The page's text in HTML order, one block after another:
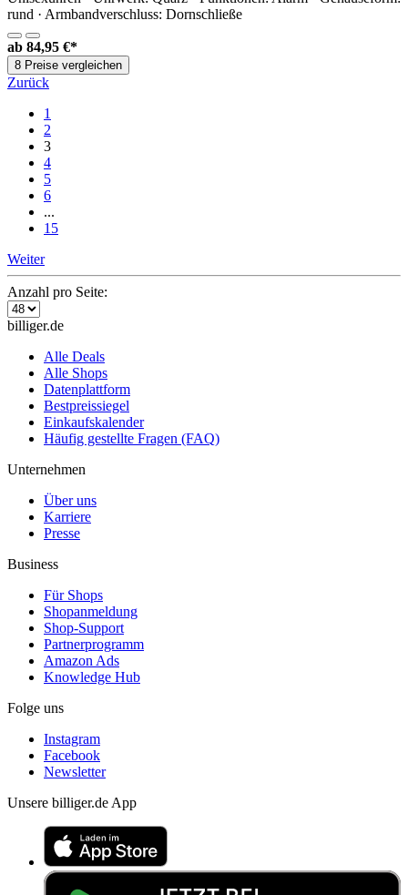
rund · Armbandverschluss: Dornschließe
ab 84,95 €*
8 Preise vergleichen
Zurück
1
2
3
4
5
6
...
15
Weiter
Anzahl pro Seite:
billiger.de
Alle Deals
Alle Shops
Datenplattform
Bestpreissiegel
Einkaufskalender
Häufig gestellte Fragen (FAQ)
Unternehmen
Über uns
Karriere
Presse
Business
Für Shops
Shopanmeldung
Shop-Support
Partnerprogramm
Amazon Ads
Knowledge Hub
Folge uns
Instagram
Facebook
Newsletter
Unsere billiger.de App